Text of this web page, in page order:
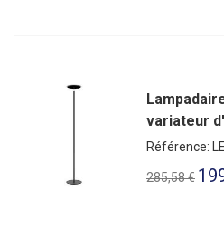
variateur
Référence:
285,58 €